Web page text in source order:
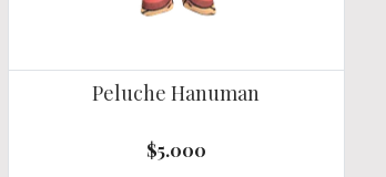
Peluche Hanuman
$5.000